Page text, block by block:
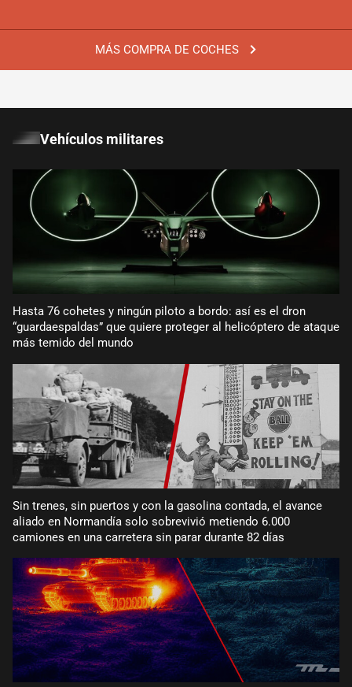
MÁS COMPRA DE COCHES
Vehículos militares
Hasta 76 cohetes y ningún piloto a bordo: así es el dron
“guardaespaldas” que quiere proteger al helicóptero de ataque
más temido del mundo
Sin trenes, sin puertos y con la gasolina contada, el avance
aliado en Normandía solo sobrevivió metiendo 6.000
camiones en una carretera sin parar durante 82 días